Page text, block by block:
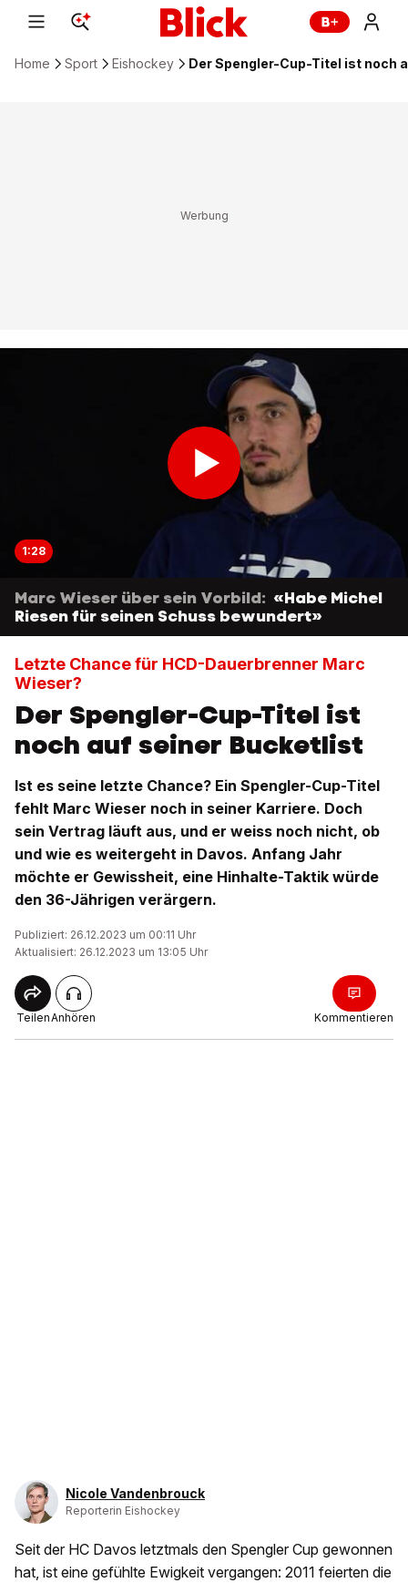
Home Sport Eishockey Der Spengler-Cup-Titel ist noch
1:28
Marc Wieser über sein Vorbild: «Habe Michel
Riesen für seinen Schuss bewundert»
Letzte Chance für HCD-Dauerbrenner Marc
Wieser?
Der Spengler-Cup-Titel ist
noch auf seiner Bucketlist
Ist es seine letzte Chance? Ein Spengler-Cup-Titel
fehlt Marc Wieser noch in seiner Karriere. Doch
sein Vertrag läuft aus, und er weiss noch nicht, ob
und wie es weitergeht in Davos. Anfang Jahr
möchte er Gewissheit, eine Hinhalte-Taktik würde
den 36-Jährigen verärgern.
Publiziert: 26.12.2023 um 00:11 Uhr
Aktualisiert: 26.12.2023 um 13:05 Uhr
TeilenAnhören Kommentieren
Nicole Vandenbrouck
Reporterin Eishockey
Seit der HC Davos letztmals den Spengler Cup gewonnen
hat, ist eine gefühlte Ewigkeit vergangen: 2011 feierten die